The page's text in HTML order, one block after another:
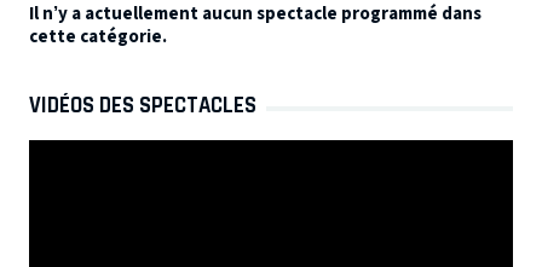
Il n’y a actuellement aucun spectacle programmé dans
cette catégorie.
VIDÉOS DES SPECTACLES